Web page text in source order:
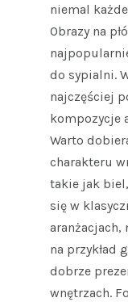
niemal
Obrazy na
do sypialni.
najczęściej
kompozycje
Warto
charakteru
takie jak
się w
na przykład
dobrze
wnętrzach.